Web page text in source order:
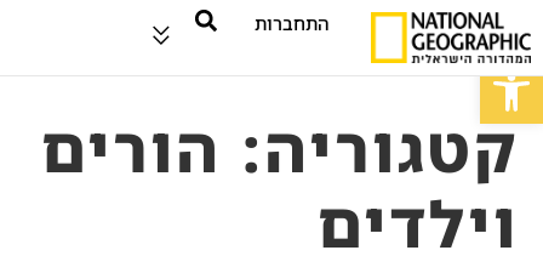
פתח סרגל נגישות
התחברות
קטגוריה: הורים
וילדים